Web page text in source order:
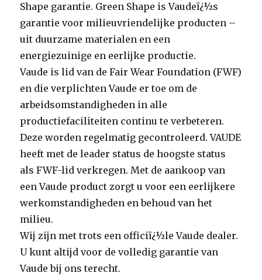
Shape garantie. Green Shape is Vaudeï¿½s
garantie voor milieuvriendelijke producten –
uit duurzame materialen en een
energiezuinige en eerlijke productie.
Vaude is lid van de Fair Wear Foundation (FWF)
en die verplichten Vaude er toe om de
arbeidsomstandigheden in alle
productiefaciliteiten continu te verbeteren.
Deze worden regelmatig gecontroleerd. VAUDE
heeft met de leader status de hoogste status
als FWF-lid verkregen. Met de aankoop van
een Vaude product zorgt u voor een eerlijkere
werkomstandigheden en behoud van het
milieu.
Wij zijn met trots een officiï¿½le Vaude dealer.
U kunt altijd voor de volledig garantie van
Vaude bij ons terecht.